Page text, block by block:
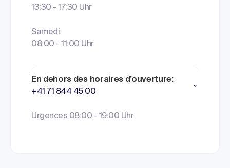
13:30 - 17:30 Uhr
Samedi:
08:00 - 11:00 Uhr
En dehors des horaires d’ouverture:
+41 71 844 45 00
Urgences 08:00 - 19:00 Uhr